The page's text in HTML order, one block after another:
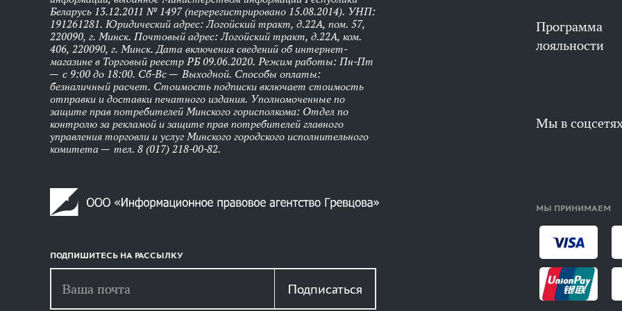
Беларусь 13.12.2011 № 1497 (перерегистрировано 15.08.2014). УНП:
191261281. Юридический адрес: Логойский тракт, д.22А, пом. 57,
220090, г. Минск. Почтовый адрес: Логойский тракт, д.22А, ком.
406, 220090, г. Минск. Дата включения сведений об интернет-
магазине в Торговый реестр РБ 09.06.2020. Режим работы: Пн-Пт
— с 9:00 до 18:00. Сб-Вс — Выходной. Способы оплаты:
безналичный расчет. Стоимость подписки включает стоимость
отправки и доставки печатного издания. Уполномоченные по
защите прав потребителей Минского горисполкома: Отдел по
контролю за рекламой и защите прав потребителей главного
управления торговли и услуг Минского городского исполнительного
комитета — тел. 8 (017) 218-00-82.
ПОДПИШИТЕСЬ НА РАССЫЛКУ
Подписаться
Программа
лояльности
Мы в
МЫ ПРИНИМАЕМ